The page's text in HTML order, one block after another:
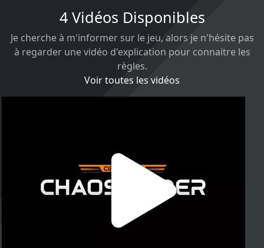
4 Vidéos Disponibles
Je cherche à m'informer sur le jeu, alors je n'hésite pas
à regarder une vidéo d'explication pour connaitre les
règles.
Voir toutes les vidéos